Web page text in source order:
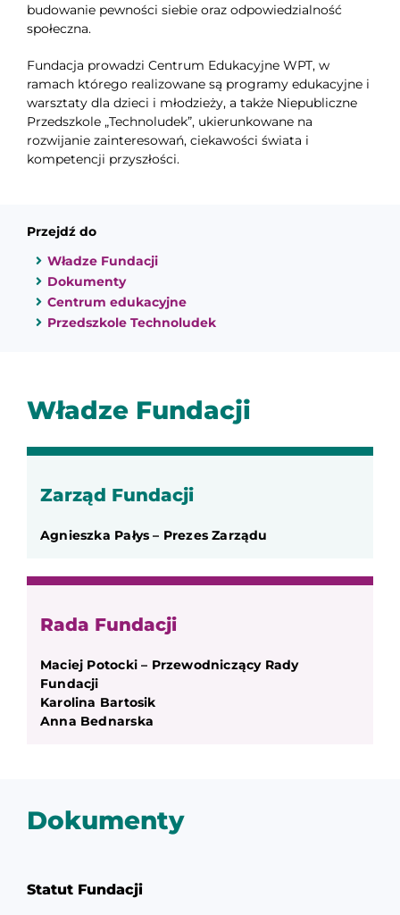
budowanie pewności siebie oraz odpowiedzialność
społeczna.
Fundacja prowadzi Centrum Edukacyjne WPT, w
ramach którego realizowane są programy edukacyjne i
warsztaty dla dzieci i młodzieży, a także Niepubliczne
Przedszkole „Technoludek”, ukierunkowane na
rozwijanie zainteresowań, ciekawości świata i
kompetencji przyszłości.
Przejdź do
Władze Fundacji
Dokumenty
Centrum edukacyjne
Przedszkole Technoludek
Władze Fundacji
Zarząd Fundacji
Agnieszka Pałys – Prezes Zarządu
Rada Fundacji
Maciej Potocki – Przewodniczący Rady
Fundacji
Karolina Bartosik
Anna Bednarska
Dokumenty
Statut Fundacji